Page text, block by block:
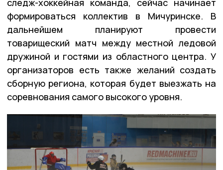
формироваться коллектив в Мичуринске. В
дальнейшем планируют провести
товарищеский матч между местной ледовой
дружиной и гостями из областного центра. У
организаторов есть также желаний создать
сборную региона, которая будет выезжать на
соревнования самого высокого уровня.